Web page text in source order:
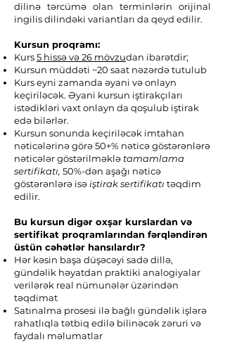
dilinə tərcümə olan terminlərin orijinal
ingilis dilindəki variantları da qeyd edilir.
Kursun proqramı:
Kurs5 hissə və 26 mövzudan ibarətdir;
Kursun müddəti ~20 saat nəzərdə tutulub
Kurs eyni zamanda əyani və onlayn
keçiriləcək. Əyani kursun iştirakçıları
istədikləri vaxt onlayn da qoşulub iştirak
edə bilərlər.
Kursun sonunda keçiriləcək imtahan
nəticələrinə görə 50+% nəticə göstərənlərə
nəticələr göstərilməklətamamlama
sertifikatı, 50%-dən aşağı nəticə
göstərənlərə isəiştirak sertifikatı təqdim
edilir.
Bu kursun digər oxşar kurslardan və
sertifikat proqramlarından fərqləndirən
üstün cəhətlər hansılardır?​
Hər kəsin başa düşəcəyi sadə dillə,
gündəlik həyatdan praktiki analogiyalar
verilərək real nümunələr üzərindən
təqdimat
Satınalma prosesi ilə bağlı gündəlik işlərə
rahatlıqla tətbiq edilə bilinəcək zəruri və
faydalı məlumatlar